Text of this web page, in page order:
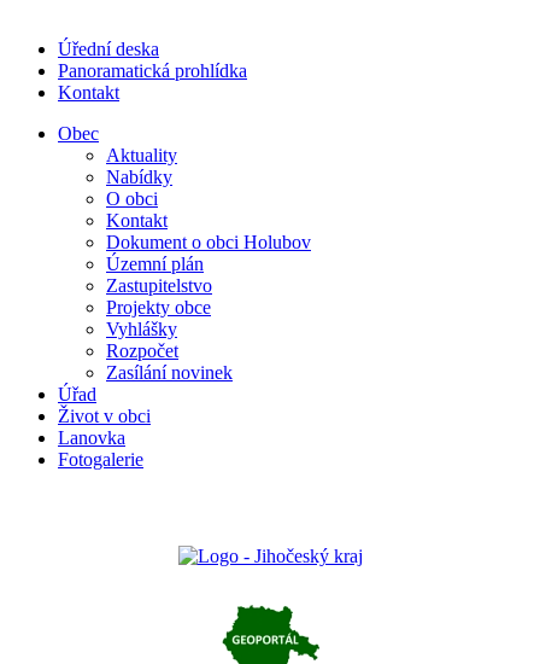
Úřední deska
Panoramatická prohlídka
Kontakt
Obec
Aktuality
Nabídky
O obci
Kontakt
Dokument o obci Holubov
Územní plán
Zastupitelstvo
Projekty obce
Vyhlášky
Rozpočet
Zasílání novinek
Úřad
Život v obci
Lanovka
Fotogalerie